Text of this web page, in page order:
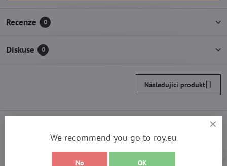
Recenze 0
Diskuse 0
Následující produkt
Recenze heureka
5
We recommend you go to roy.eu
No OK